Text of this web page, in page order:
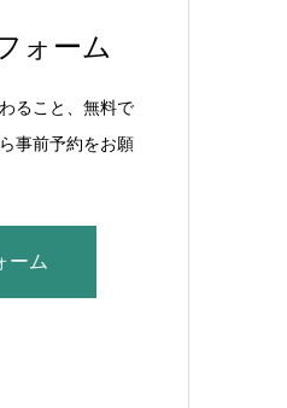
ォーム
ること、無料で
事前予約をお願
ーム